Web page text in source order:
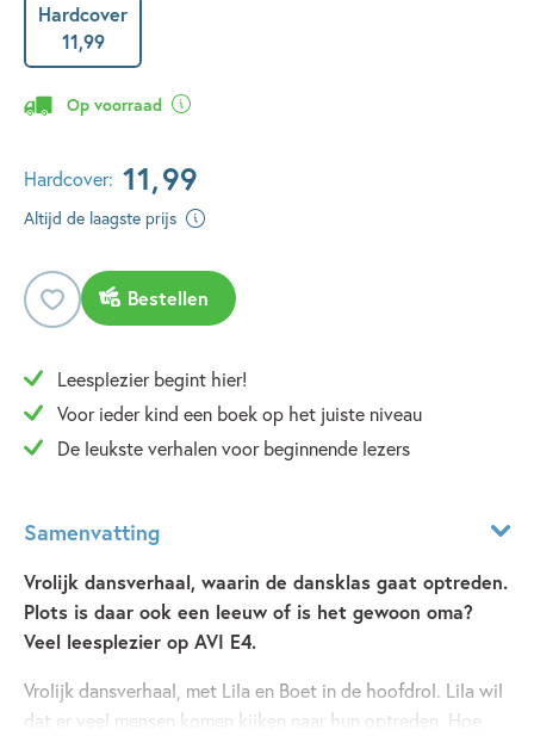
Hardcover
11,99
Op voorraad
Hardcover: 11,99
Altijd de laagste prijs
Bestellen
Leesplezier begint hier!
Voor ieder kind een boek op het juiste niveau
De leukste verhalen voor beginnende lezers
Samenvatting
Vrolijk dansverhaal, waarin de dansklas gaat optreden.
Plots is daar ook een leeuw of is het gewoon oma?
Veel leesplezier op AVI E4.
Vrolijk dansverhaal, met Lila en Boet in de hoofdrol. Lila wil
dat er veel mensen komen kijken naar hun optreden. Hoe